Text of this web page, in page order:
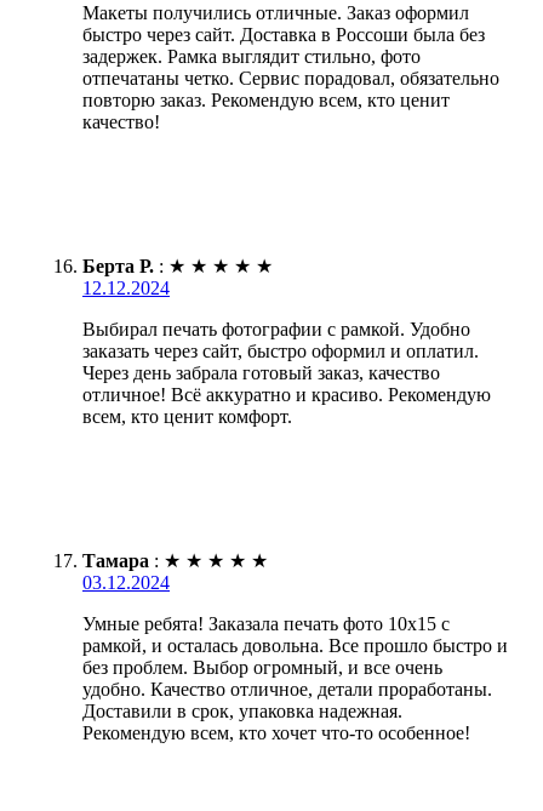
Макеты получились отличные. Заказ оформил
быстро через сайт. Доставка в Россоши была без
задержек. Рамка выглядит стильно, фото
отпечатаны четко. Сервис порадовал, обязательно
повторю заказ. Рекомендую всем, кто ценит
качество!
Берта Р. : ★ ★ ★ ★ ★
12.12.2024
Выбирал печать фотографии с рамкой. Удобно
заказать через сайт, быстро оформил и оплатил.
Через день забрала готовый заказ, качество
отличное! Всё аккуратно и красиво. Рекомендую
всем, кто ценит комфорт.
Тамара : ★ ★ ★ ★ ★
03.12.2024
Умные ребята! Заказала печать фото 10х15 с
рамкой, и осталась довольна. Все прошло быстро и
без проблем. Выбор огромный, и все очень
удобно. Качество отличное, детали проработаны.
Доставили в срок, упаковка надежная.
Рекомендую всем, кто хочет что-то особенное!